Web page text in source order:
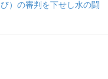
）の審判を下せし水の闘